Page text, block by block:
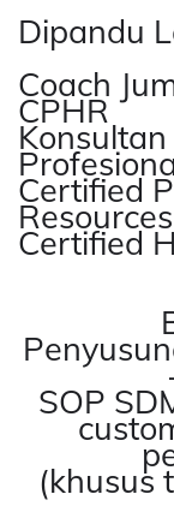
Dipandu
Coach
CPHR
Certified
Certified
SOP
(khusus